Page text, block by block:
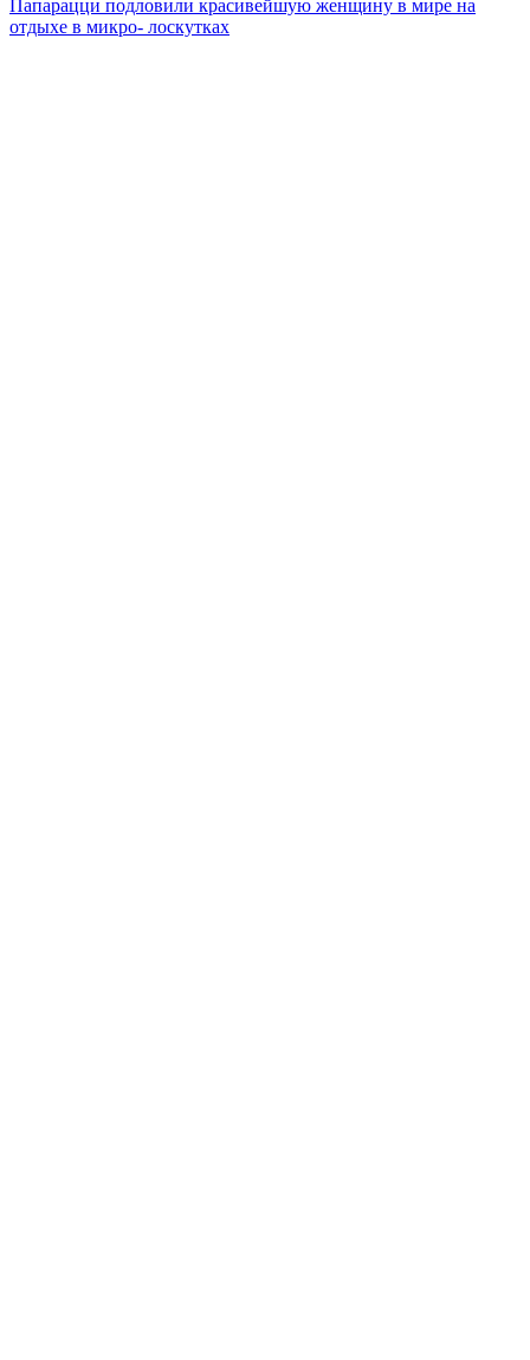
записям
Папарацци подловили красивейшую женщину в мире на
отдыхе в микро- лоскутках